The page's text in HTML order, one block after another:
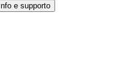
Info e supporto